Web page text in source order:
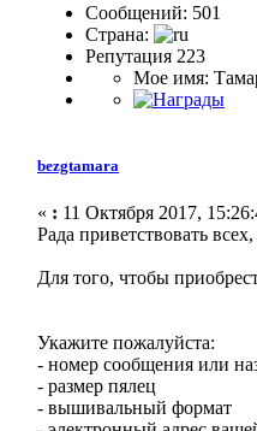
Сообщений: 501
Страна:
Репутация 223
Мое имя:
bezgtamara
« : 11 Октября 2017,
Рада приветствовать
Для того, чтобы
Укажите пожалуйста:
- номер сообщения или
- размер пялец
- вышивальный формат